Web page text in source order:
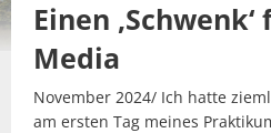
Einen
Media
November 2024/ Ich hatte
am ersten Tag meines